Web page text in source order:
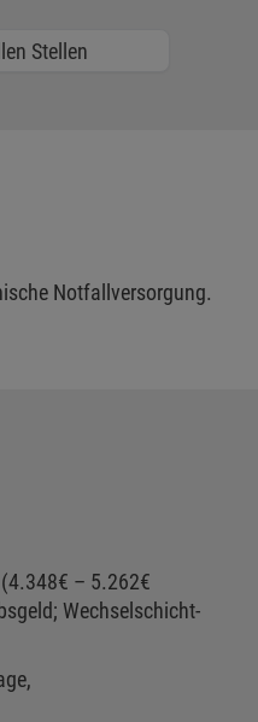
Stellen
Notfallversorgung.
– 5.262€
Wechselschicht-